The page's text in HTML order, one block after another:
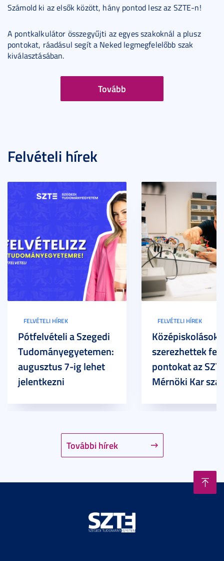
Számold ki az elsők között, hány pontod lesz az SZTE-n!
A pontkalkulátor összegyűjti az egyes szakoknál a plusz
pontokat, ráadásul segít a Neked legmegfelelőbb szak
kiválasztásában.
Tovább
Felvételi hírek
További hírek
FELVÉTELI HÍREK
Pótfelvételi a Szegedi
Tudományegyetemen:
augusztus 7-ig lehet
jelentkezni
FELVÉTELI HÍREK
Középiskolások
szerezhettek
pontokat az
Mérnöki Kar